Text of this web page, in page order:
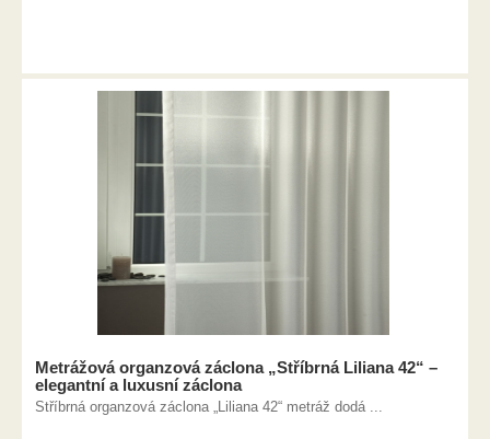
Metrážová organzová záclona „Stříbrná Liliana 42“ –
elegantní a luxusní záclona
Stříbrná organzová záclona „Liliana 42“ metráž dodá ...